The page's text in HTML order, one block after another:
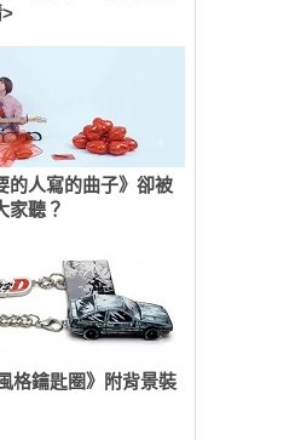
的人寫的曲子》卻被
家聽？
格鑰匙圈》附背景裝